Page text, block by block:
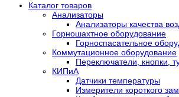
Каталог товаров
Анализаторы
Анализаторы качества
Горношахтное оборудование
Горноспасательное
Коммутационное оборудование
Переключатели, кнопки,
КИПиА
Датчики температуры
Измерители короткого